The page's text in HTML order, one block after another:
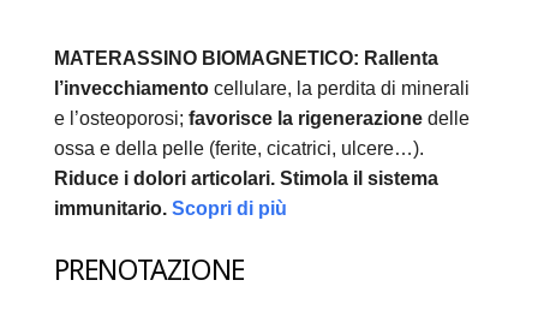
MATERASSINO BIOMAGNETICO: Rallenta
l’invecchiamentocellulare, la perdita di minerali
e l’osteoporosi; favorisce la rigenerazionedelle
ossa e della pelle (ferite, cicatrici, ulcere…).
Riduce i dolori articolari. Stimola il sistema
immunitario. Scopri di più
PRENOTAZIONE